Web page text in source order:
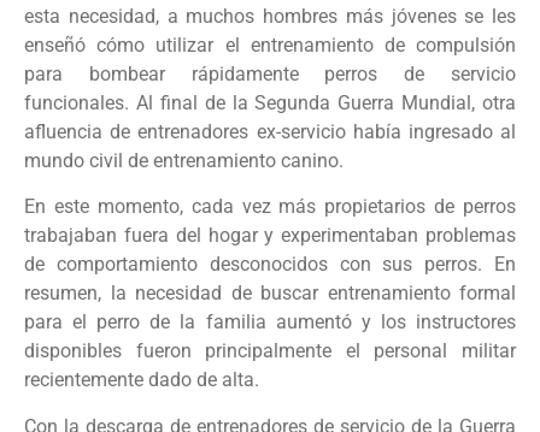
esta necesidad, a muchos hombres más jóvenes se les
enseñó cómo utilizar el entrenamiento de compulsión
para bombear rápidamente perros de servicio
funcionales. Al final de la Segunda Guerra Mundial, otra
afluencia de entrenadores ex-servicio había ingresado al
mundo civil de entrenamiento canino.
En este momento, cada vez más propietarios de perros
trabajaban fuera del hogar y experimentaban problemas
de comportamiento desconocidos con sus perros. En
resumen, la necesidad de buscar entrenamiento formal
para el perro de la familia aumentó y los instructores
disponibles fueron principalmente el personal militar
recientemente dado de alta.
Con la descarga de entrenadores de servicio de la Guerra